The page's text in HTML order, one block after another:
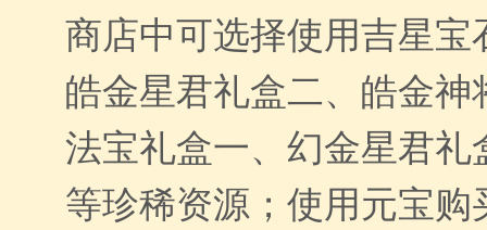
商店中可选择使用吉星
皓金星君礼盒二、皓金
法宝礼盒一、幻金星君
等珍稀资源；使用元宝